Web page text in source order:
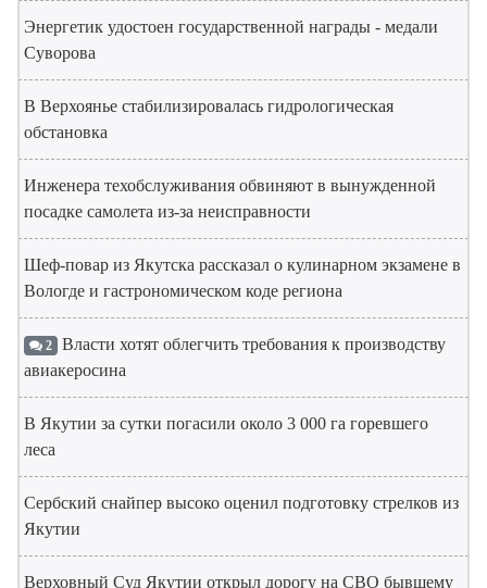
Энергетик удостоен государственной награды - медали
Суворова
В Верхоянье стабилизировалась гидрологическая
обстановка
Инженера техобслуживания обвиняют в вынужденной
посадке самолета из-за неисправности
Шеф-повар из Якутска рассказал о кулинарном экзамене в
Вологде и гастрономическом коде региона
2 Власти хотят облегчить требования к производству
авиакеросина
В Якутии за сутки погасили около 3 000 га горевшего
леса
Сербский снайпер высоко оценил подготовку стрелков из
Якутии
Верховный Суд Якутии открыл дорогу на СВО бывшему